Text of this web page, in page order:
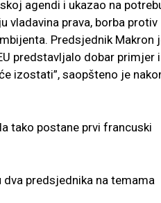
agendi i ukazao na
vladavina prava, borba protiv
Predsjednik Makron
predstavljalo dobar primjer i
izostati”, saopšteno je
tako postane prvi francuski
predsjednika na temama